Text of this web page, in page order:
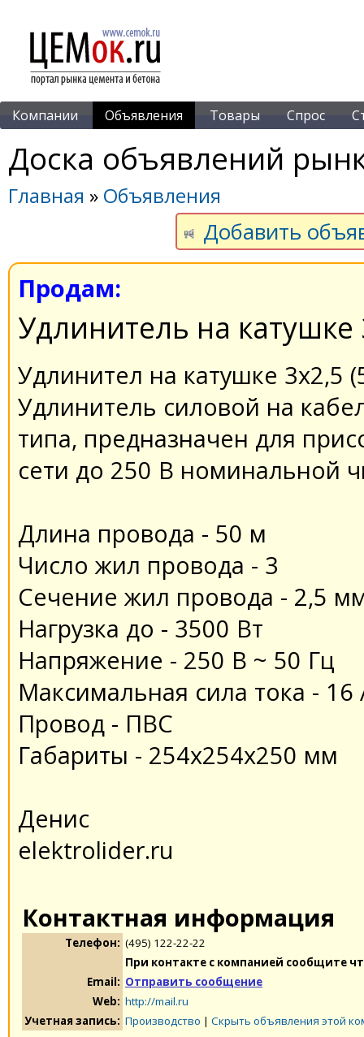
Компании Объявления Товары Спрос
Доска объявлений
Главная » Объявления
Добавить
Продам:
Удлинитель на катушке
Удлинител на катушке 3х2,5
Удлинитель силовой на
типа, предназначен для
сети до 250 В номинальной
Длина провода - 50 м
Число жил провода - 3
Сечение жил провода - 2,5
Нагрузка до - 3500 Вт
Напряжение - 250 В ~ 50 Гц
Максимальная сила тока - 16
Провод - ПВС
Габариты - 254x254x250 мм
Денис
elektrolider.ru
Контактная информация
Телефон: (495) 122-22-22
При контакте с компанией сообщите
Email: Отправить сообщение
Web: http://mail.ru
Учетная запись: Производство | Скрыть объявления этой